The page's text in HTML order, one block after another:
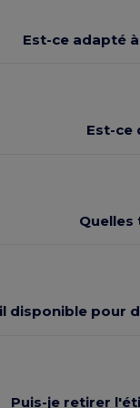
Est-ce adapté
Est-ce
Quelles
disponible pour
Puis-je retirer